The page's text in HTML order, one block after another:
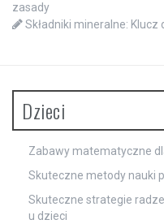
zasady
Składniki mineralne:
Dzieci
Zabawy matematyczne
Skuteczne metody nauki
Skuteczne strategie
u dzieci